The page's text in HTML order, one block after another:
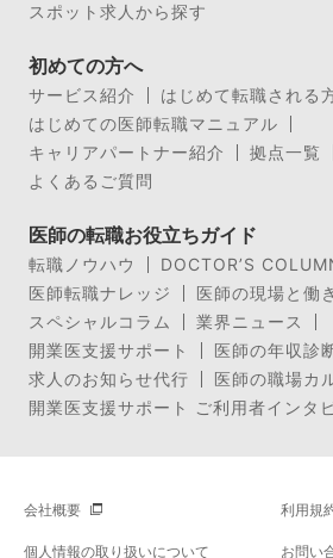
スポット求人から探す
初めての方へ
サービス紹介
はじめて転職される
はじめての医師転職マニュアル
キャリアパートナー紹介
拠点一覧
よくあるご質問
医師の転職お役立ちガイド
転職ノウハウ
DOCTOR’S
医師転職ナレッジ
医師の現場と働
スペシャルコラム
業界ニュース
開業医支援サポート
医師の年収診
求人のお知らせ代行
医師の職場カ
開業医支援サポート ご利用者インタ
会社概要 利用規
個人情報の取り扱いについて お問い